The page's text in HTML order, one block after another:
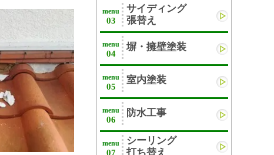
menu
03
サイディング
張替え
menu
04
塀・擁壁塗装
menu
05
室内塗装
menu
06
防水工事
menu
07
シーリング
打ち替え